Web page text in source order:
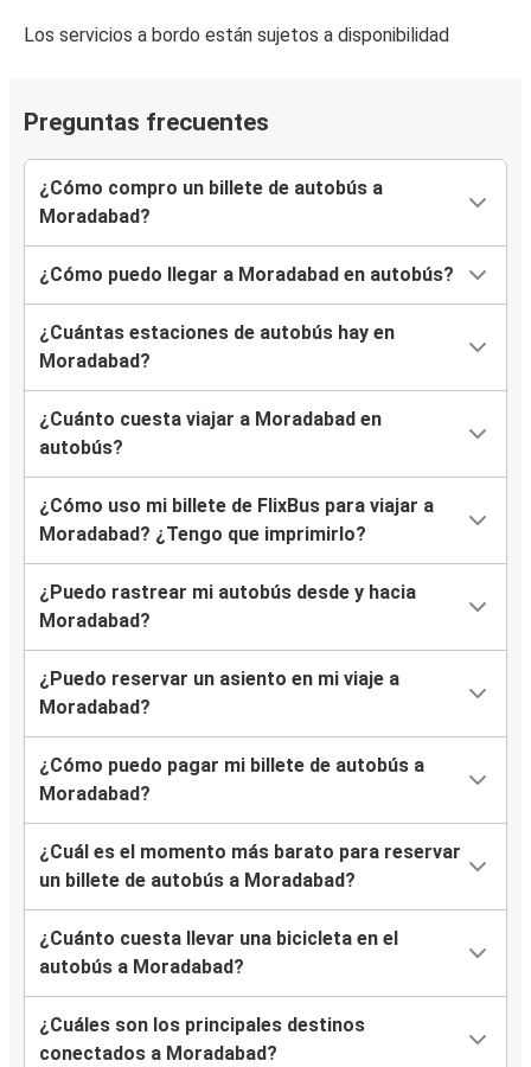
Los servicios a bordo están sujetos a disponibilidad
Preguntas frecuentes
¿Cómo compro un billete de autobús a
Moradabad?
¿Cómo puedo llegar a Moradabad en autobús?
¿Cuántas estaciones de autobús hay en
Moradabad?
¿Cuánto cuesta viajar a Moradabad en
autobús?
¿Cómo uso mi billete de FlixBus para viajar a
Moradabad? ¿Tengo que imprimirlo?
¿Puedo rastrear mi autobús desde y hacia
Moradabad?
¿Puedo reservar un asiento en mi viaje a
Moradabad?
¿Cómo puedo pagar mi billete de autobús a
Moradabad?
¿Cuál es el momento más barato para reservar
un billete de autobús a Moradabad?
¿Cuánto cuesta llevar una bicicleta en el
autobús a Moradabad?
¿Cuáles son los principales destinos
conectados a Moradabad?